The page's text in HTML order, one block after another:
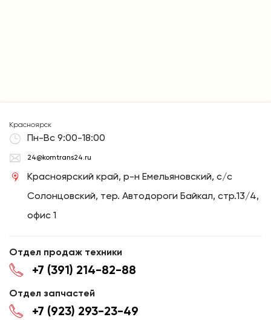
Красноярск
Пн-Вс 9:00-18:00
24@komtrans24.ru
Красноярский край, р-н Емельяновский, с/с
Солонцовский, тер. Автодороги Байкал, стр.13/4,
офис 1
Отдел продаж техники
+7 (391) 214-82-88
Отдел запчастей
+7 (923) 293-23-49